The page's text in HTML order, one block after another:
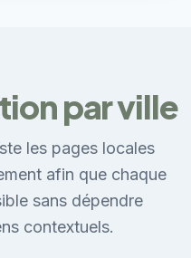
par ville
les pages locales
afin que chaque
sans dépendre
contextuels.